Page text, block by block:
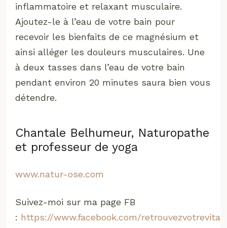
inflammatoire et relaxant musculaire.
Ajoutez-le à l’eau de votre bain pour
recevoir les bienfaits de ce magnésium et
ainsi alléger les douleurs musculaires. Une
à deux tasses dans l’eau de votre bain
pendant environ 20 minutes saura bien vous
détendre.
Chantale Belhumeur, Naturopathe
et professeur de yoga
www.natur-ose.com
Suivez-moi sur ma page FB
: https://www.facebook.com/